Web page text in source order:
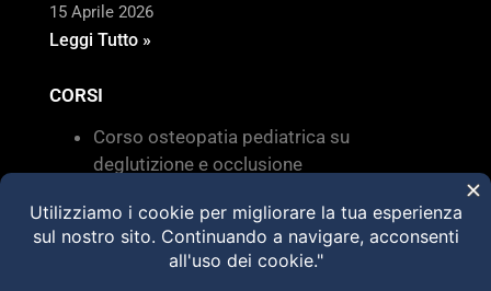
15 Aprile 2026
Leggi Tutto »
CORSI
Corso osteopatia pediatrica su
deglutizione e occlusione
disfunzioni dei sistemi di movimento –
Torino 28 MARZO 2026
HVLA – Moduli Clinici – 2026